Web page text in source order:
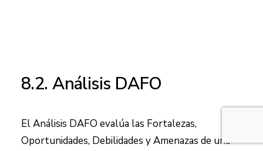
8.2. Análisis DAFO
El Análisis DAFO evalúa las Fortalezas,
Oportunidades, Debilidades y Amenazas de una